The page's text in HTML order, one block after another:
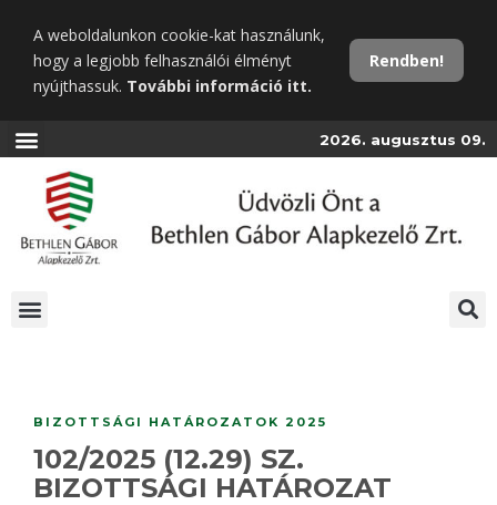
tartalomra
A weboldalunkon cookie-kat használunk,
hogy a legjobb felhasználói élményt
nyújthassuk. További információ itt.
Rendben!
2026. augusztus 09.
BIZOTTSÁGI HATÁROZATOK 2025
102/2025 (12.29) SZ.
BIZOTTSÁGI HATÁROZAT